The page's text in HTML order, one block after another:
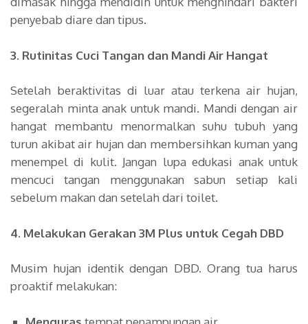
penyebab diare dan tipus.
3. Rutinitas Cuci Tangan dan Mandi Air Hangat
Setelah beraktivitas di luar atau terkena air hujan,
segeralah minta anak untuk mandi. Mandi dengan air
hangat membantu menormalkan suhu tubuh yang
turun akibat air hujan dan membersihkan kuman yang
menempel di kulit. Jangan lupa edukasi anak untuk
mencuci tangan menggunakan sabun setiap kali
sebelum makan dan setelah dari toilet.
4. Melakukan Gerakan 3M Plus untuk Cegah DBD
Musim hujan identik dengan DBD. Orang tua harus
proaktif melakukan: